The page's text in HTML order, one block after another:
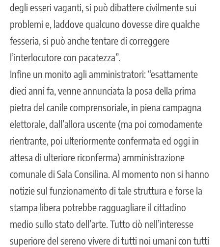
degli esseri vaganti, si può dibattere civilmente sui
problemi e, laddove qualcuno dovesse dire qualche
fesseria, si può anche tentare di correggere
l’interlocutore con pacatezza”.
Infine un monito agli amministratori: “esattamente
dieci anni fa, venne annunciata la posa della prima
pietra del canile comprensoriale, in piena campagna
elettorale, dall’allora uscente (ma poi comodamente
rientrante, poi ulteriormente confermata ed oggi in
attesa di ulteriore riconferma) amministrazione
comunale di Sala Consilina. Al momento non si hanno
notizie sul funzionamento di tale struttura e forse la
stampa libera potrebbe ragguagliare il cittadino
medio sullo stato dell’arte. Tutto ciò nell’interesse
superiore del sereno vivere di tutti noi umani con tutti